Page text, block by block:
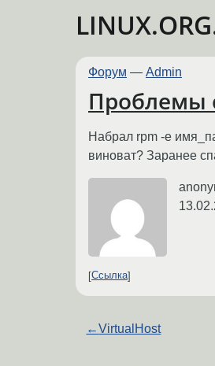
Форум — Admin
Проблемы
Набрал rpm -e
виноват? Заранее
Ссылка
←VirtualHost